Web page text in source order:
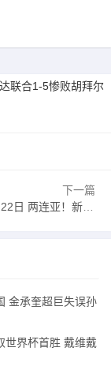
联合1-5惨败胡拜尔
下一篇
哈联赛第二收官 曼达什破门+造点 内维斯失点
金承奎超巨失误孙
世界杯首胜 戴维戴